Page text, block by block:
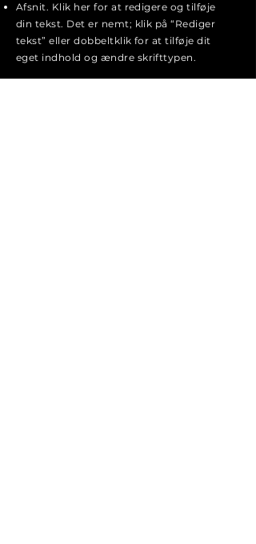
Afsnit. Klik her for at redigere og tilføje
din tekst. Det er nemt; klik på “Rediger
tekst” eller dobbeltklik for at tilføje dit
eget indhold og ændre skrifttypen.